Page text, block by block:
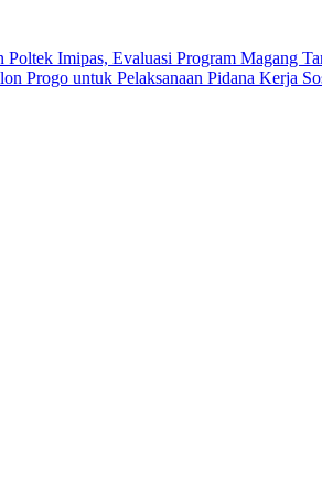
Imipas, Evaluasi Program Magang
Progo untuk Pelaksanaan Pidana Kerja